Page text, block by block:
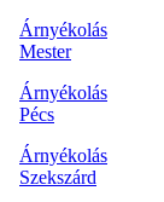
Árnyékolás
Mester
Árnyékolás
Pécs
Árnyékolás
Szekszárd